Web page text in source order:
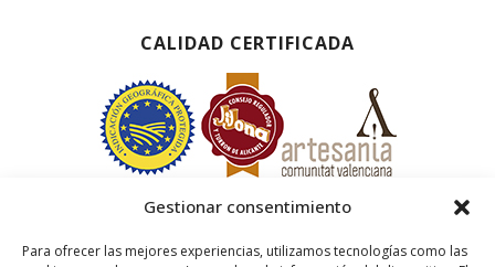
Gestionar consentimiento
Para ofrecer las mejores experiencias, utilizamos tecnologías como las
CALIDAD CERTIFICADA